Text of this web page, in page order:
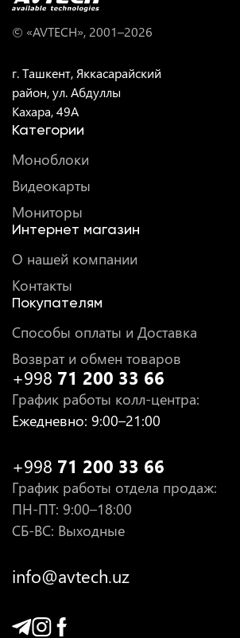
© «AVTECH», 2001–2026
г. Ташкент, Яккасарайский
район, ул. Абдуллы
Кахара, 49A
Категории
Моноблоки
Видеокарты
Мониторы
Интернет магазин
О нашей компании
Контакты
Покупателям
Способы оплаты и Доставка
Возврат и обмен товаров
+998 71 200 33 66
График работы колл-центра:
Ежедневно: 9:00–21:00
+998 71 200 33 66
График работы отдела продаж:
ПН-ПТ: 9:00–18:00
СБ-ВС: Выходные
info@avtech.uz